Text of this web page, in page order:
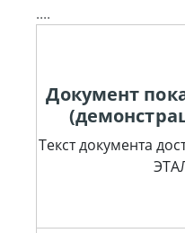
....
Документ
Текст документа